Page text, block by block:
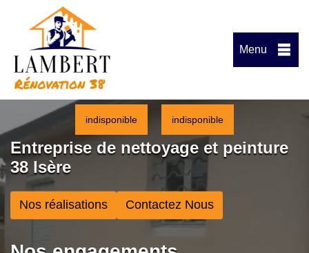
Menu
indisponible indisponible
Entreprise de nettoyage et peinture
38 Isère
Nos réalisations Contactez Nous